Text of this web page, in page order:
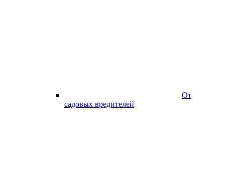
От
садовых вредителей